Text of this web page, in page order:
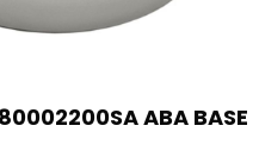
ABA BASE